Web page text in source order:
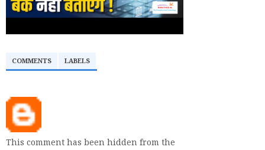
COMMENTS LABELS
This comment has been hidden from the